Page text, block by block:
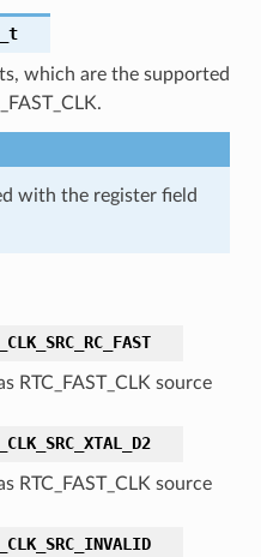
which are the supported
with the register field
RTC_FAST_CLK source
RTC_FAST_CLK source